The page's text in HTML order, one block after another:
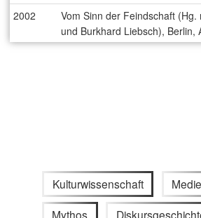
2002
Vom Sinn der Feindschaft
und Burkhard Liebsch), Berlin,
Kulturwissenschaft
Mythos